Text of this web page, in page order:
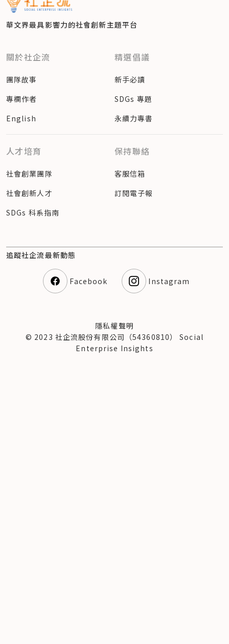
華文界最具影響力的社會創新主題平台
關於社企流
團隊故事
專欄作者
English
精選倡議
新手必讀
SDGs 專題
永續力專書
人才培育
社會創業團隊
社會創新人才
SDGs 科系指南
保持聯絡
客服信箱
訂閱電子報
追蹤社企流最新動態
Facebook Instagram
隱私權聲明
© 2023 社企流股份有限公司（54360810） Social
Enterprise Insights